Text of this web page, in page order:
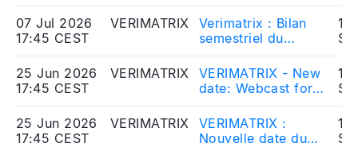
for the First Half of
2026
07 Jul 2026
17:45 CEST
VERIMATRIX
Verimatrix : Bilan
semestriel du
25 Jun 2026
17:45 CEST
VERIMATRIX
VERIMATRIX - New
date: Webcast for
Revenue and
Results: July 24th
25 Jun 2026
17:45 CEST
VERIMATRIX
VERIMATRIX :
Nouvelle date du